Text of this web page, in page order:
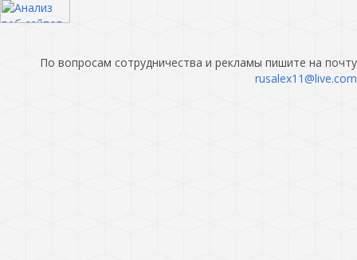
По вопросам сотрудничества и рекламы пишите на почту
rusalex11@live.com